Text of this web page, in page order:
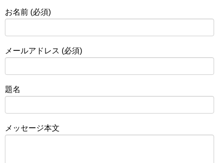
お名前 (必須)
メールアドレス (必須)
題名
メッセージ本文